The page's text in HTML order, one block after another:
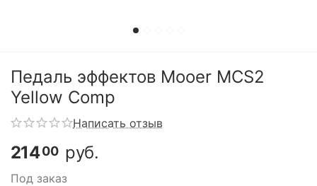
Педаль эффектов Mooer MCS2
Yellow Comp
Написать отзыв
21400 руб.
Под заказ